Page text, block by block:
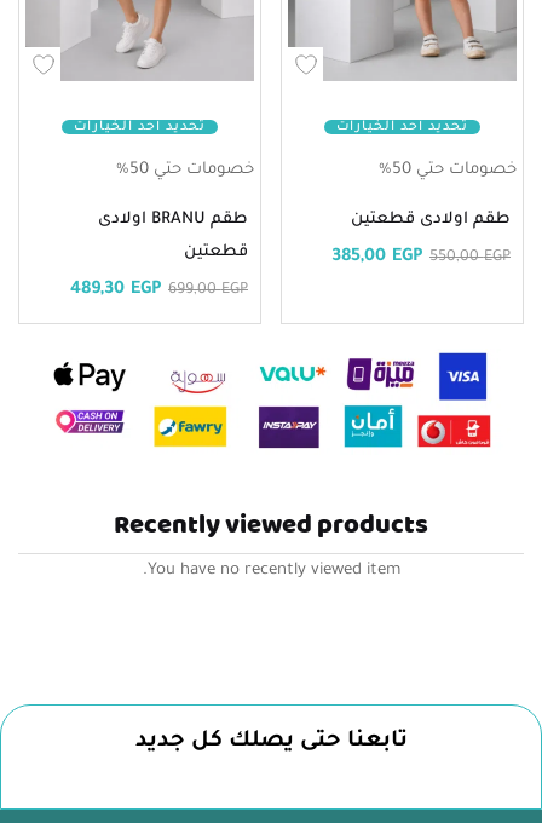
تحديد أحد الخيارات
خصومات حتي 50%
طقم اولادى قطعتين
550,00EGP
385,00 EGP
تحديد أحد الخيارات
خصومات حتي 50%
طقم BRANU اولادى
قطعتين
699,00EGP
489,30 EGP
Recently viewed products
You have no recently viewed item.
تابعنا حتى يصلك كل جديد